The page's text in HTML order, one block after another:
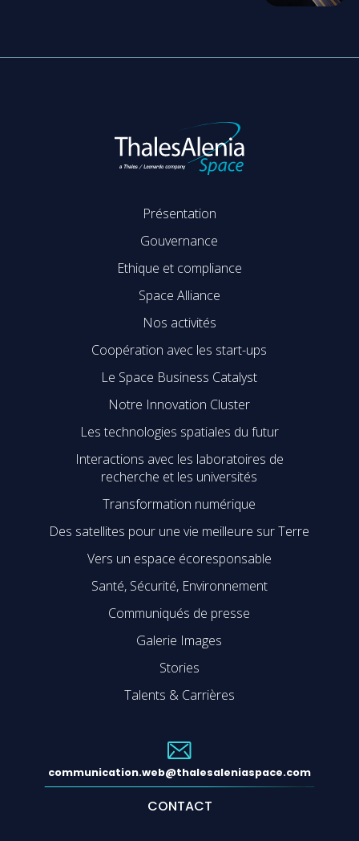
Présentation
Gouvernance
Ethique et compliance
Space Alliance
Nos activités
Coopération avec les start-ups
Le Space Business Catalyst
Notre Innovation Cluster
Les technologies spatiales du futur
Interactions avec les laboratoires de
recherche et les universités
Transformation numérique
Des satellites pour une vie meilleure sur Terre
Vers un espace écoresponsable
Santé, Sécurité, Environnement
Communiqués de presse
Galerie Images
Stories
Talents & Carrières
communication.web@thalesaleniaspace.com
CONTACT